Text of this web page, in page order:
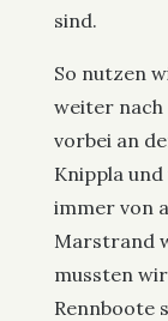
sind.
So nutzen
weiter nach
vorbei an
Knippla
immer von
Marstrand
mussten
Rennboote